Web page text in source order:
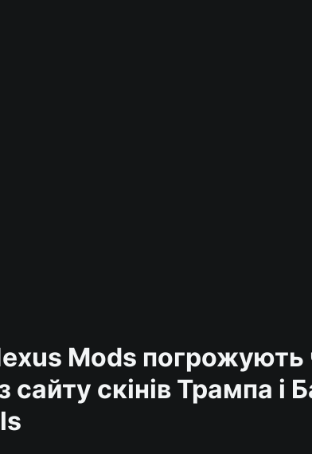
Mods погрожують
сайту скінів Трампа і